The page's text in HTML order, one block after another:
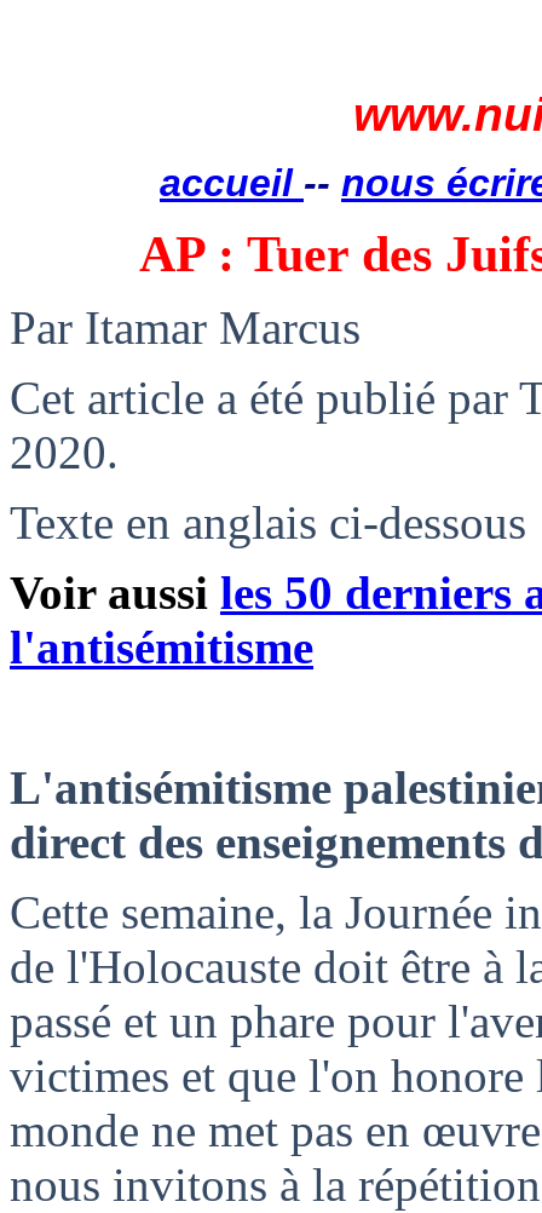
accueil -- nous
AP : Tuer des
Par Itamar Marcus
Cet article a été publié par
2020.
Texte en anglais ci-dessous
Voir aussi les 50 derniers
l'antisémitisme
L'antisémitisme
direct des enseignements
Cette semaine, la Journée
de l'Holocauste doit être à
passé et un phare pour
victimes et que l'on honore
monde ne met pas en
nous invitons à la